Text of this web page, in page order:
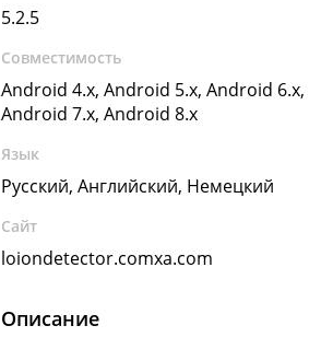
5.2.5
Совместимость
Android 4.x, Android 5.x, Android 6.x,
Android 7.x, Android 8.x
Язык
Русский, Английский, Немецкий
Сайт
loiondetector.comxa.com
Описание